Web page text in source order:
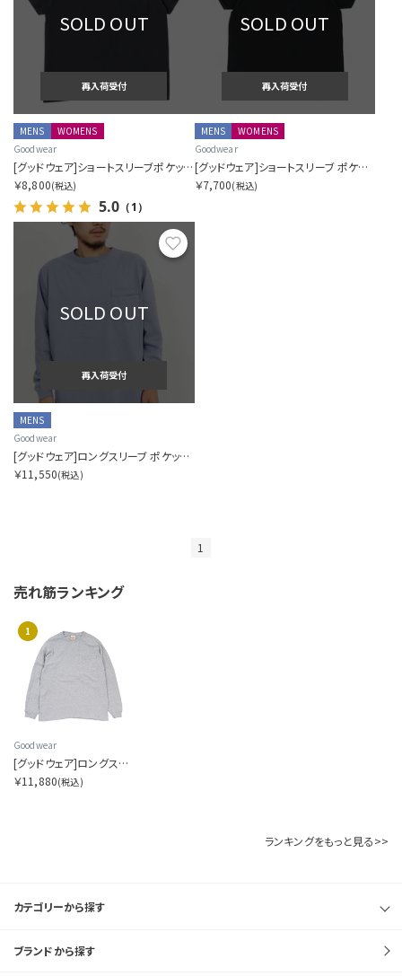
表示順を指定する
表示件数を指定する
カラー展開を指定する
商品表示を指定する
2分割
3分割
SOLD OUT
再入荷受付
MENS
WOMENS
Goodwear
[グッドウェア]ショートスリーブポケットティー
￥8,800(税込)
5.0 （1）
SOLD OUT
再入荷受付
MENS
WOMENS
Goodwear
[グッドウェア]ショートスリーブ ポケットティー
￥7,700(税込)
お気に入り
SOLD OUT
再入荷受付
MENS
Goodwear
[グッドウェア]ロングスリーブ ポケットティー
￥11,550(税込)
1
売れ筋ランキング
1
Goodwear
[グッドウェア]ロングスリーブ ポケットティー
￥11,880(税込)
ランキングをもっと見る>>
カテゴリーから探す
ブランドから探す